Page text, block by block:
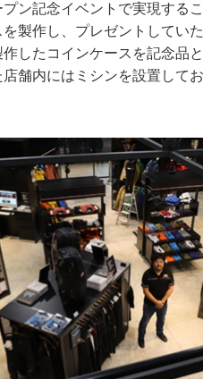
ン記念イベントで実現する
製作し、プレゼントしてい
したコインケースを記念品
舗内にはミシンを設置して